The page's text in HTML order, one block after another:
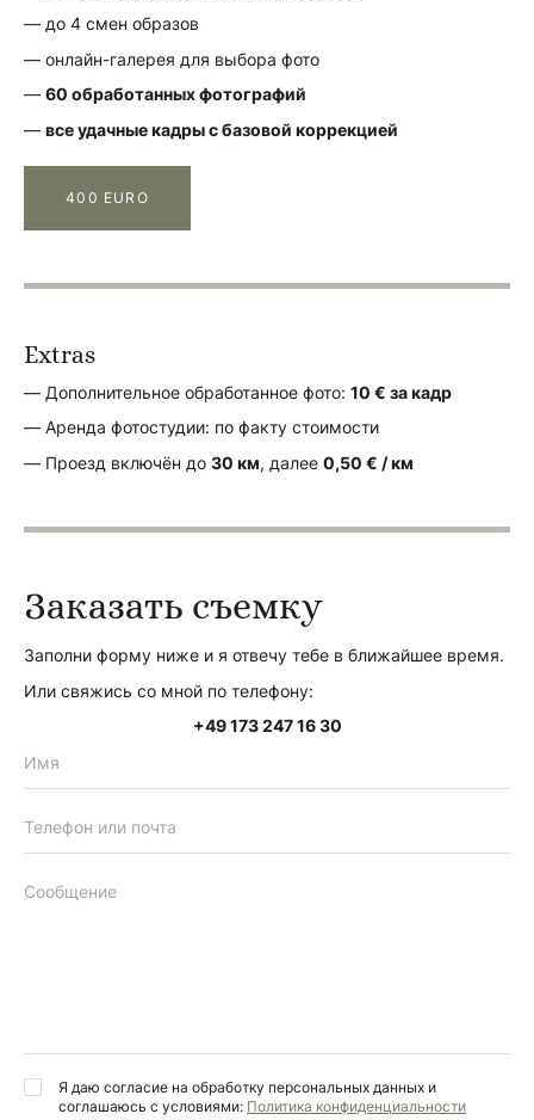
— до 4 смен образов
— онлайн-галерея для выбора фото
— 60 обработанных фотографий
— все удачные кадры с базовой коррекцией
400 EURO
Extras
— Дополнительное обработанное фото: 10 € за кадр
— Аренда фотостудии: по факту стоимости
— Проезд включён до 30 км, далее 0,50 € / км
Заказать съемку
Заполни форму ниже и я отвечу тебе в ближайшее время.
Или свяжись со мной по телефону:
+49 173 247 16 30
Я даю согласие на обработку персональных данных и
соглашаюсь с условиями: Политика конфиденциальности